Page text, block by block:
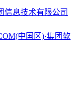
信息技术有限公司
中国区)·集团软